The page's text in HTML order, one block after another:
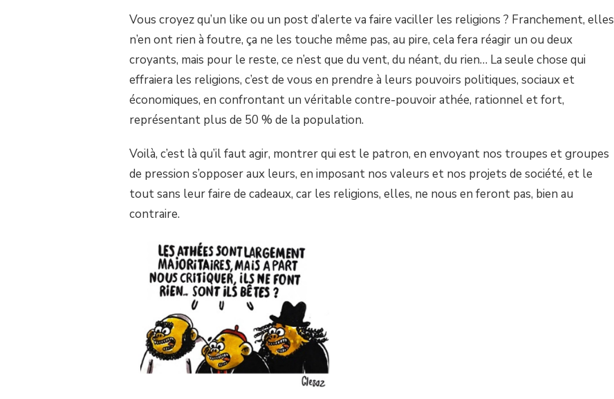
Vous croyez qu’un like ou un post d’alerte va faire vaciller les religions ? Franchement, elles
n’en ont rien à foutre, ça ne les touche même pas, au pire, cela fera réagir un ou deux
croyants, mais pour le reste, ce n’est que du vent, du néant, du rien… La seule chose qui
effraiera les religions, c’est de vous en prendre à leurs pouvoirs politiques, sociaux et
économiques, en confrontant un véritable contre-pouvoir athée, rationnel et fort,
représentant plus de 50 % de la population.
Voilà, c’est là qu’il faut agir, montrer qui est le patron, en envoyant nos troupes et groupes
de pression s’opposer aux leurs, en imposant nos valeurs et nos projets de société, et le
tout sans leur faire de cadeaux, car les religions, elles, ne nous en feront pas, bien au
contraire.